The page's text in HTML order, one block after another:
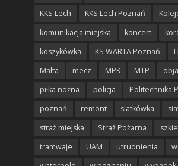
KKS Lech
KKS Lech Poznań
komunikacja miejska
koncert
koszykówka
KS WARTA Poznań
Malta
mecz MPK MTP
piłka nożna
policja
Politechnika
poznań
remont siatkówka
straż miejska
Straż Pożarna
tramwaje
UAM utrudnienia